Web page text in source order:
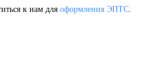
к нам для оформления ЭПТС